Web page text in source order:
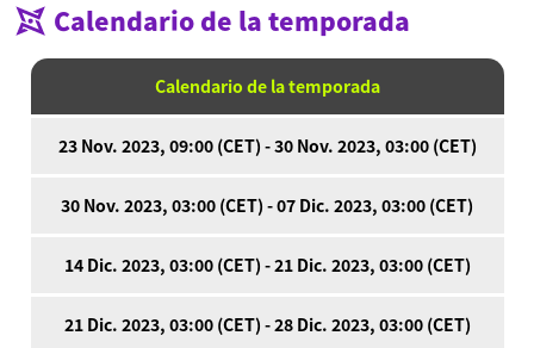
Calendario de la temporada
Calendario de la temporada
23 Nov. 2023, 09:00 (CET) - 30 Nov. 2023, 03:00 (CET)
30 Nov. 2023, 03:00 (CET) - 07 Dic. 2023, 03:00 (CET)
14 Dic. 2023, 03:00 (CET) - 21 Dic. 2023, 03:00 (CET)
21 Dic. 2023, 03:00 (CET) - 28 Dic. 2023, 03:00 (CET)